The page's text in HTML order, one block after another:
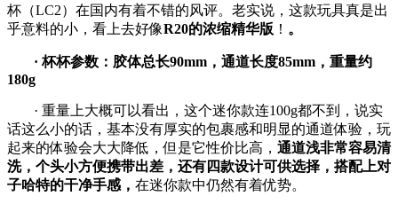
杯（LC2）在国内有着不错的风评。老实说，这款玩具真是出
乎意料的小，看上去好像R20的浓缩精华版 ！ 。
· 杯杯参数：胶体总长90mm，通道长度85mm，重量约
180g
· 重量上大概可以看出，这个迷你款连100g都不到，说实
话这么小的话，基本没有厚实的包裹感和明显的通道体验，玩
起来的体验会大大降低，但是它性价比高， 通道浅非常容易清
洗，个头小方便携带出差，还有四款设计可供选择，搭配上对
子哈特的干净手感， 在迷你款中仍然有着优势。